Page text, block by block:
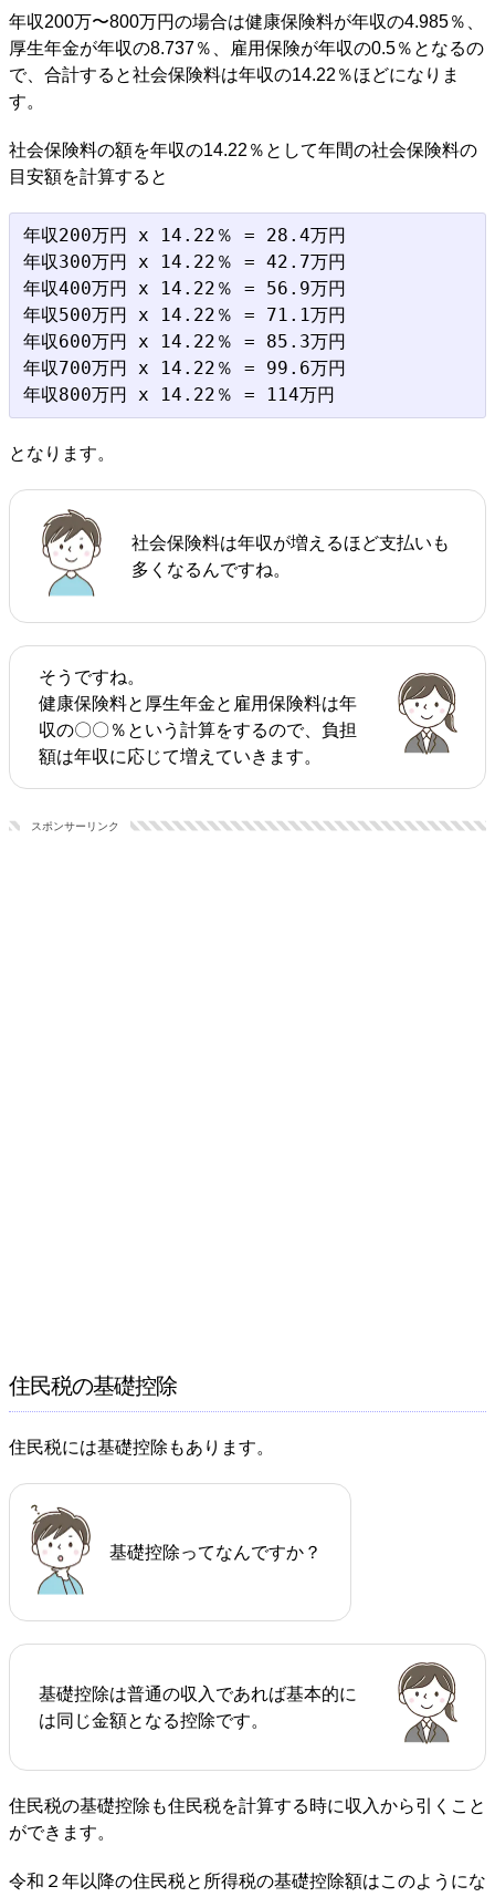
年収200万〜800万円の場合は健康保険料が年収の4.985％、
厚生年金が年収の8.737％、雇用保険が年収の0.5％となるの
で、合計すると社会保険料は年収の14.22％ほどになりま
す。
社会保険料の額を年収の14.22％として年間の社会保険料の
目安額を計算すると
年収200万円 x 14.22％ = 28.4万円
年収300万円 x 14.22％ = 42.7万円
年収400万円 x 14.22％ = 56.9万円
年収500万円 x 14.22％ = 71.1万円
年収600万円 x 14.22％ = 85.3万円
年収700万円 x 14.22％ = 99.6万円
となります。
社会保険料は年収が増えるほど支払いも
多くなるんですね。
そうですね。
健康保険料と厚生年金と雇用保険料は年
収の〇〇％という計算をするので、負担
額は年収に応じて増えていきます。
スポンサーリンク
住民税の基礎控除
住民税には基礎控除もあります。
基礎控除ってなんですか？
基礎控除は普通の収入であれば基本的に
は同じ金額となる控除です。
住民税の基礎控除も住民税を計算する時に収入から引くこと
ができます。
令和２年以降の住民税と所得税の基礎控除額はこのようにな